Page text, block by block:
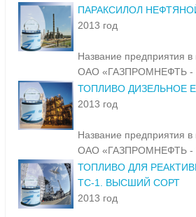
ПАРАКСИЛОЛ
2013 год
Название предприятия в
ОАО «ГАЗПРОМНЕФТЬ
ТОПЛИВО ДИЗЕЛЬНОЕ
2013 год
Название предприятия в
ОАО «ГАЗПРОМНЕФТЬ
ТОПЛИВО ДЛЯ
ТС-1. ВЫСШИЙ СОРТ
2013 год